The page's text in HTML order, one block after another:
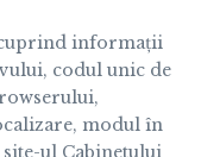
cuprind informații
codul unic de
modul în
ul Cabinetului